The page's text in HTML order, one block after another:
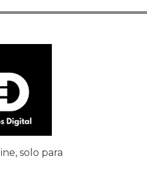
solo para